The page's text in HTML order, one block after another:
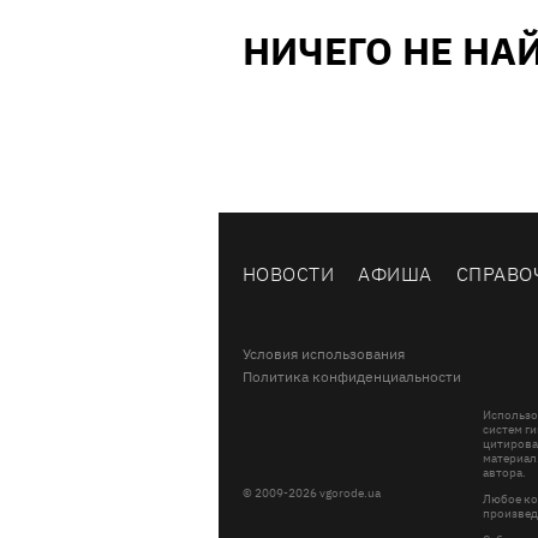
НИЧЕГО НЕ
НОВОСТИ АФИША
Условия использования
Политика конфиденциальности
© 2009-2026 vgorode.ua
систем
автора.
Любое